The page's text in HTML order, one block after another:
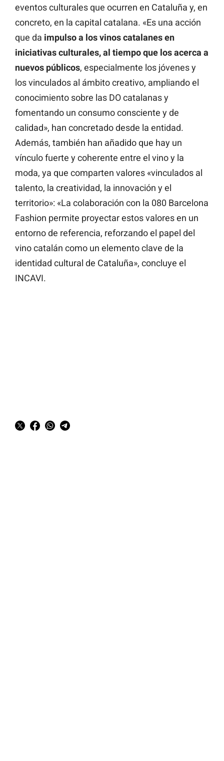
eventos culturales que ocurren en Cataluña y, en
concreto, en la capital catalana. «Es una acción
que da impulso a los vinos catalanes en
iniciativas culturales, al tiempo que los acerca a
nuevos públicos, especialmente los jóvenes y
los vinculados al ámbito creativo, ampliando el
conocimiento sobre las DO catalanas y
fomentando un consumo consciente y de
calidad», han concretado desde la entidad.
Además, también han añadido que hay un
vínculo fuerte y coherente entre el vino y la
moda, ya que comparten valores «vinculados al
talento, la creatividad, la innovación y el
territorio»: «La colaboración con la 080 Barcelona
Fashion permite proyectar estos valores en un
entorno de referencia, reforzando el papel del
vino catalán como un elemento clave de la
identidad cultural de Cataluña», concluye el
INCAVI.